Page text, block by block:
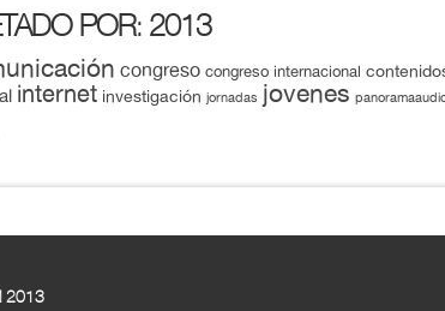
POR: 2013
congreso congreso internacional
internet investigación jornadas jovenes
2013